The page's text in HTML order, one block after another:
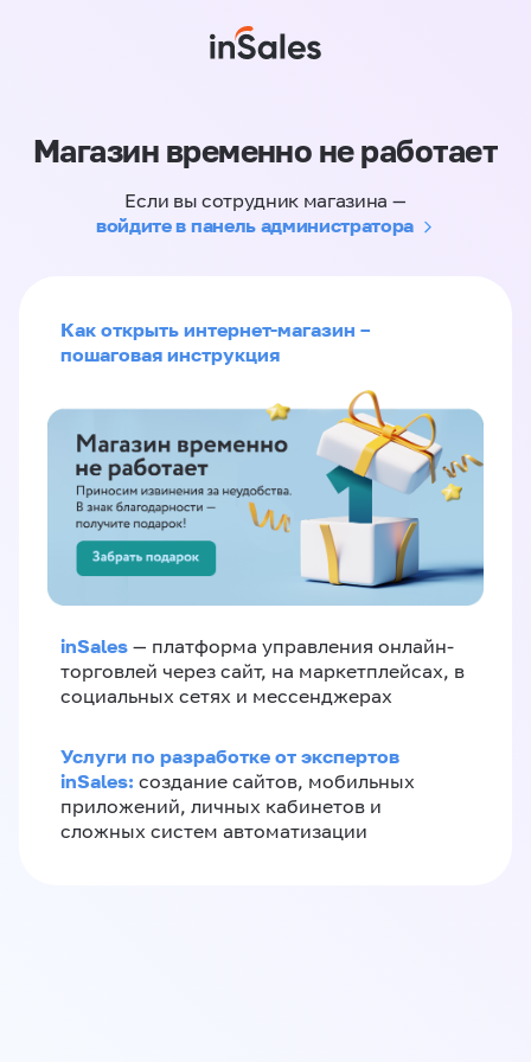
Магазин временно не работает
Если вы сотрудник магазина —
войдите в панель администратора
Как открыть интернет-магазин –
пошаговая инструкция
inSales — платформа управления онлайн-
торговлей через сайт, на маркетплейсах, в
социальных сетях и мессенджерах
Услуги по разработке от экспертов
inSales: создание сайтов, мобильных
приложений, личных кабинетов и
сложных систем автоматизации